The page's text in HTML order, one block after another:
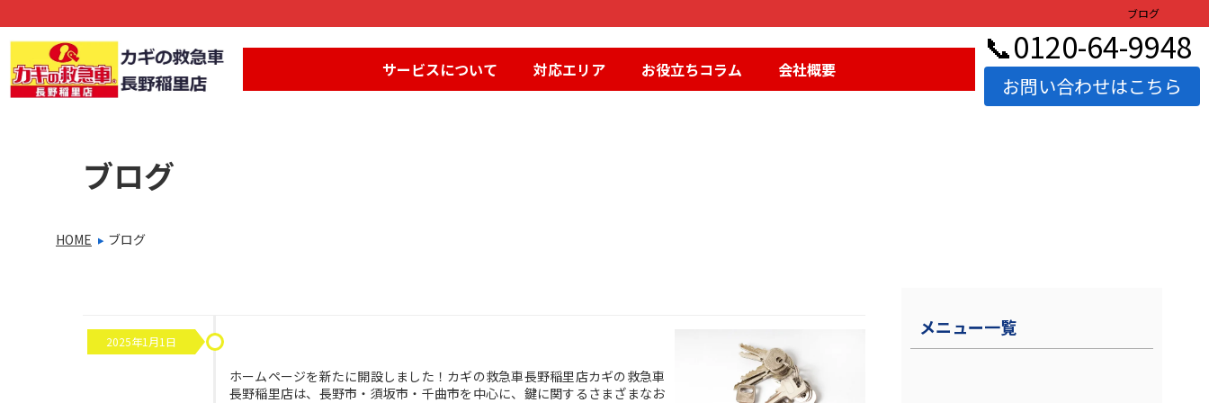
ブログ
サービスについて 対応エリア お役立ちコラム 会社概要
📞0120-64-9948
お問い合わせはこちら
ブログ
HOME ブログ
2025年1月1日
ホームページを新たに開設しました！カギの救急車長野稲里店カギの救急車
長野稲里店は、長野市・須坂市・千曲市を中心に、鍵に関するさまざまなお
メニュー一覧